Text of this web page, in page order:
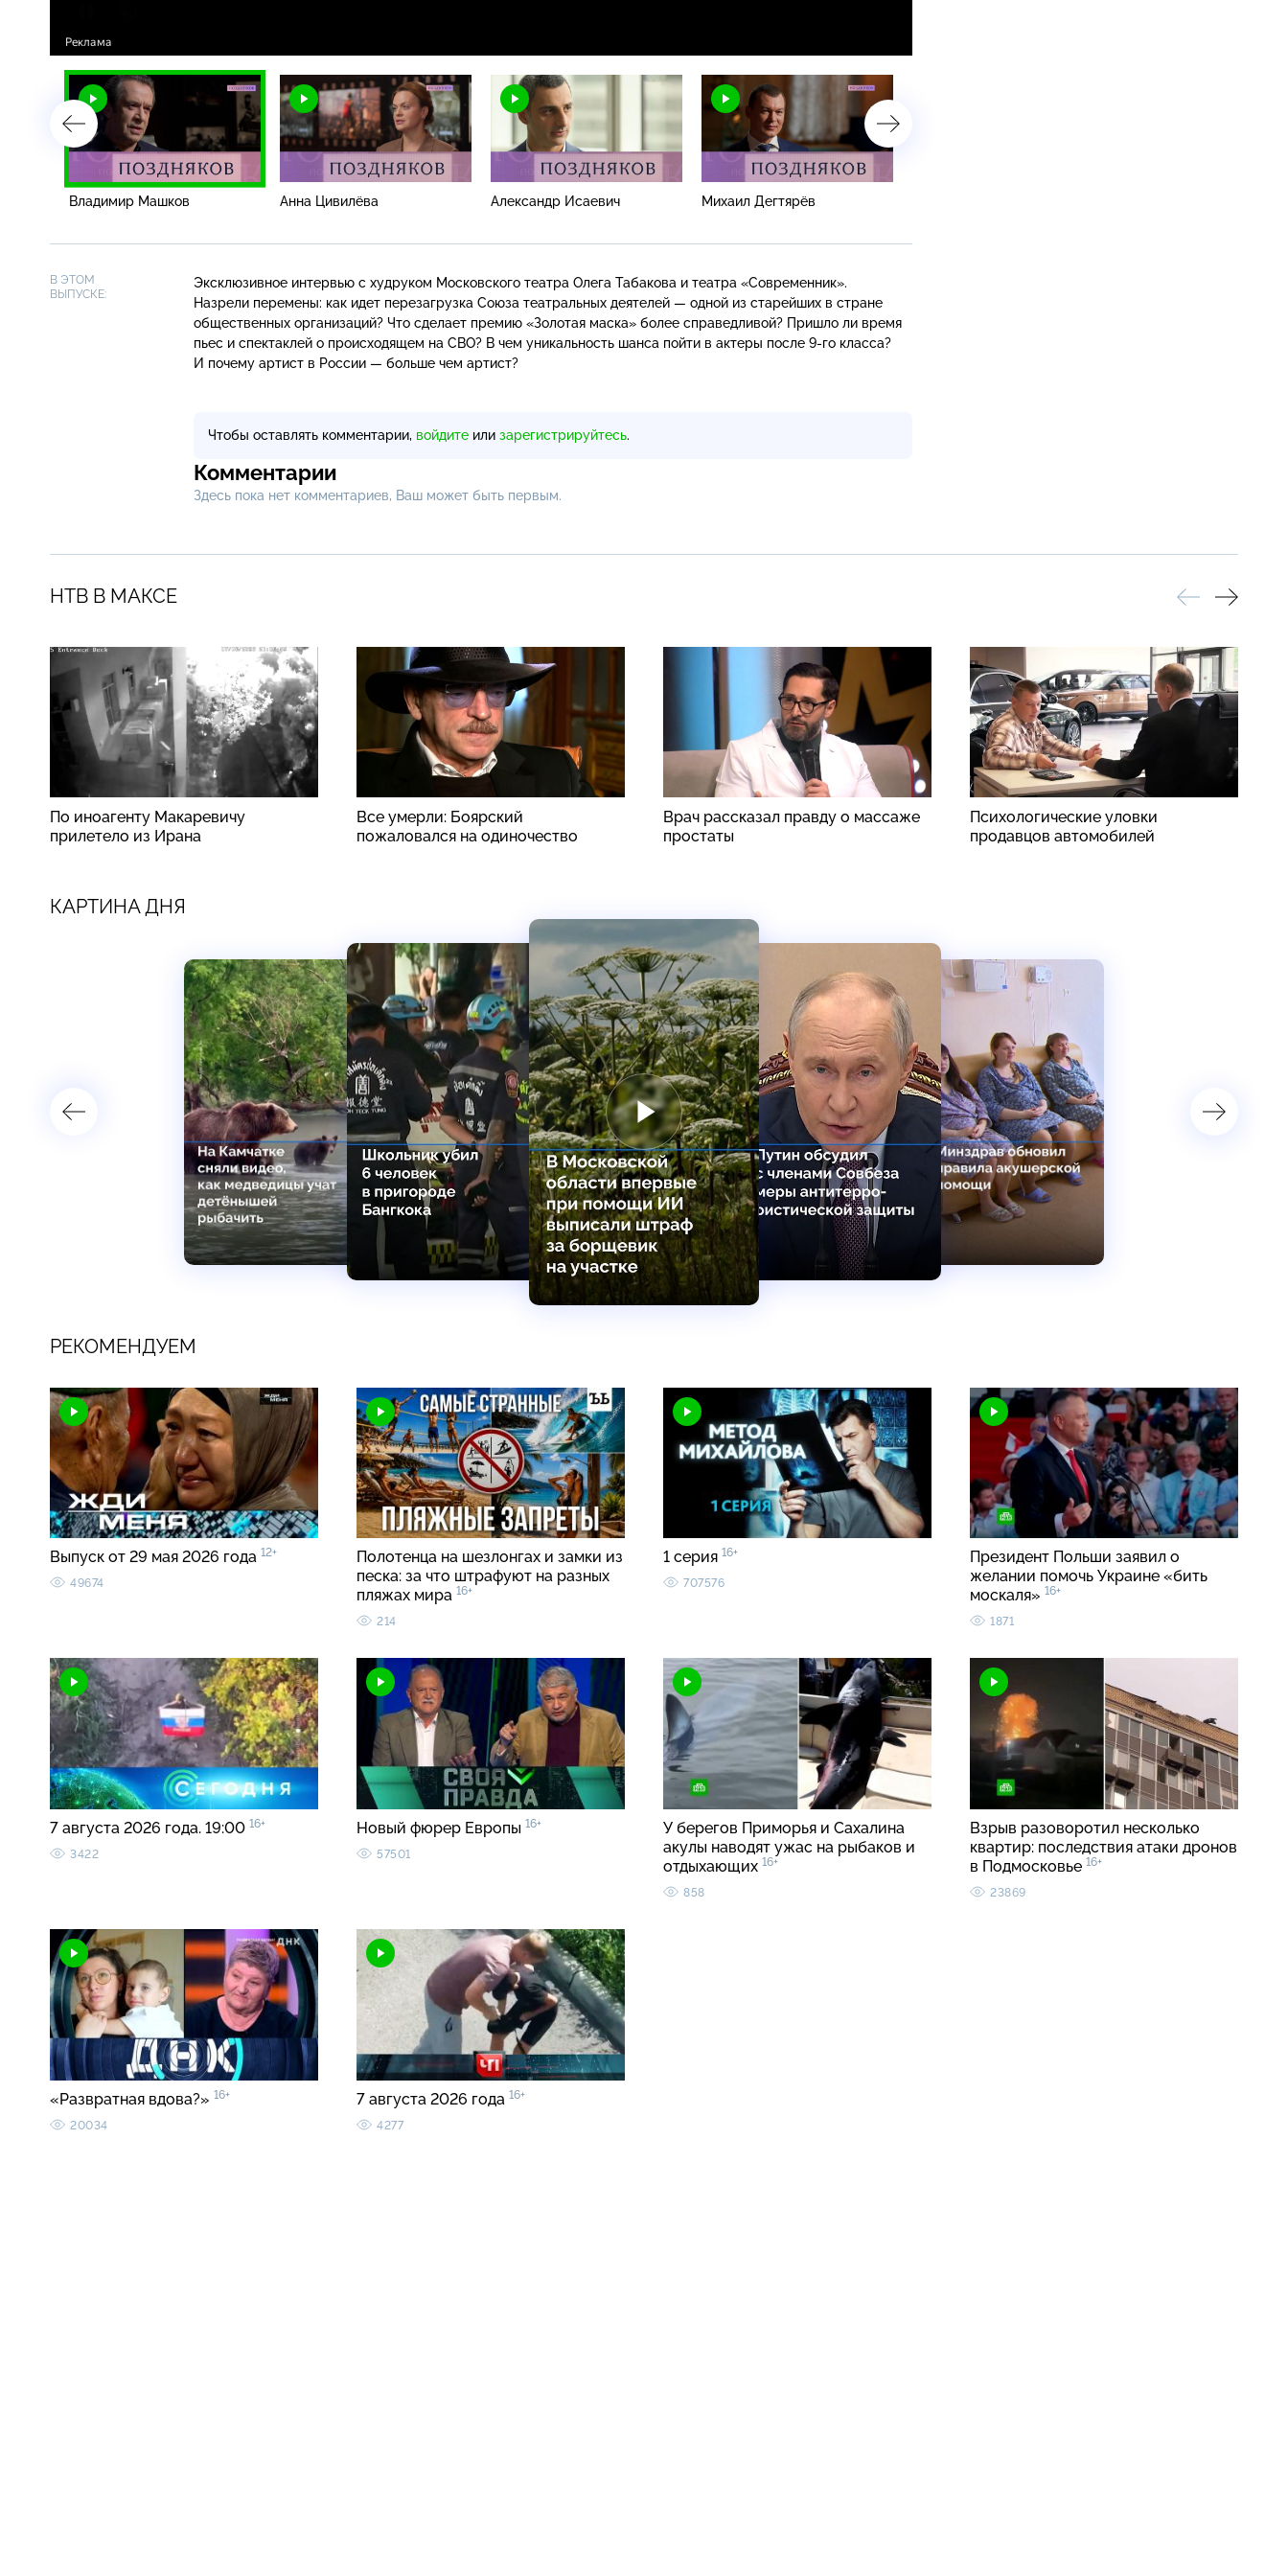
Владимир Машков Анна Цивилёва Александр Исаевич Михаил Дегтярёв
В ЭТОМ
ВЫПУСКЕ:
Эксклюзивное интервью с худруком Московского театра Олега Табакова и театра «Современник».
Назрели перемены: как идет перезагрузка Союза театральных деятелей — одной из старейших в стране
общественных организаций? Что сделает премию «Золотая маска» более справедливой? Пришло ли время
пьес и спектаклей о происходящем на СВО? В чем уникальность шанса пойти в актеры после 9-го класса?
И почему артист в России — больше чем артист?
Чтобы оставлять комментарии, войдите или зарегистрируйтесь.
Комментарии
Здесь пока нет комментариев, Ваш может быть первым.
НТВ В МАКСЕ
По иноагенту Макаревичу
прилетело из Ирана
Все умерли: Боярский
пожаловался на одиночество
Врач рассказал правду о массаже
простаты
Психологические уловки
продавцов автомобилей
КАРТИНА ДНЯ
РЕКОМЕНДУЕМ
Выпуск от 29 мая 2026 года 12+
49674
Полотенца на шезлонгах и замки из
песка: за что штрафуют на разных
пляжах мира 16+
214
1 серия 16+
707576
Президент Польши заявил о
желании помочь Украине «бить
москаля» 16+
1871
7 августа 2026 года. 19:00 16+
3422
Новый фюрер Европы 16+
57501
У берегов Приморья и Сахалина
акулы наводят ужас на рыбаков и
отдыхающих 16+
858
Взрыв разоворотил несколько
квартир: последствия атаки дронов
в Подмосковье 16+
23869
«Развратная вдова?» 16+
20034
7 августа 2026 года 16+
4277